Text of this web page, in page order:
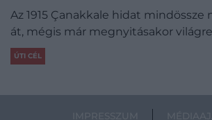
Az 1915 Çanakkale hidat mindössze
át, mégis már megnyitásakor
ÚTI CÉL